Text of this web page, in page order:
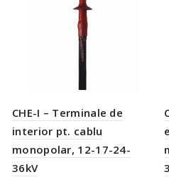
CHE-I – Terminale de
interior pt. cablu
monopolar, 12-17-24-
36kV